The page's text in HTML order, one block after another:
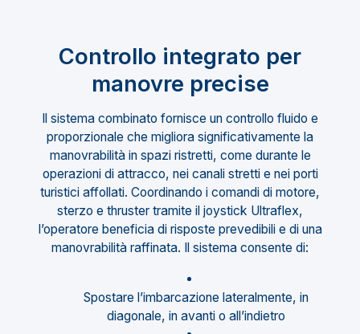
Controllo integrato per
manovre precise
Il sistema combinato fornisce un controllo fluido e
proporzionale che migliora significativamente la
manovrabilità in spazi ristretti, come durante le
operazioni di attracco, nei canali stretti e nei porti
turistici affollati. Coordinando i comandi di motore,
sterzo e thruster tramite il joystick Ultraflex,
l’operatore beneficia di risposte prevedibili e di una
manovrabilità raffinata. Il sistema consente di:
Spostare l’imbarcazione lateralmente, in
diagonale, in avanti o all’indietro